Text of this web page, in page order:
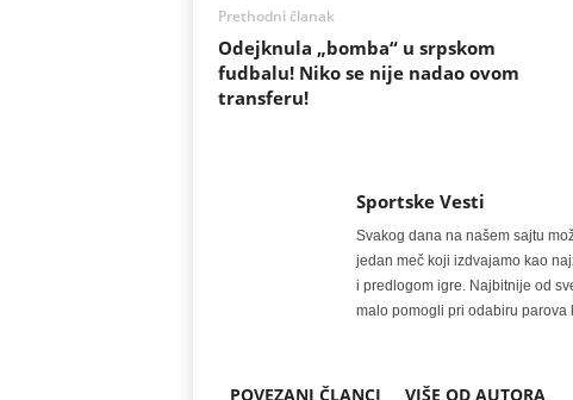
Prethodni članak
Odejknula „bomba“ u srpskom
fudbalu! Niko se nije nadao ovom
transferu!
Sportske Vesti
Svakog dana na našem sajtu
jedan meč koji izdvajamo kao
i predlogom igre. Najbitnije od
malo pomogli pri odabiru parova
POVEZANI ČLANCI VIŠE OD AUTORA